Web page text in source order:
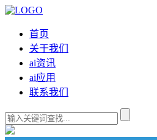
首页
关于我们
ai资讯
ai应用
联系我们